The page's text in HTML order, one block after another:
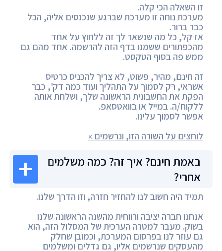
זו השאלה הכי קלה.
מערכת נוחה זו מערכת שברגע שנכנסים אליה, הכל
כבר ברור.
אז קל, כל מה שנשאר לך זה ללחוץ על אחד
מהכפתורים ששמנו בדף הזה להרשמה. אחד מהם גם
ממש פה בסוף הטקסט.
זה חינם, מהיר, פשוט, לא צריך להכניס כרטיס
אשראי, רק לסמוך על התהליך ועוד כמה דק', כבר
הפקת את החשבונית הראשונה שלך, ושלחת אותה
ללקוח/ה. במייל או בוואטסאפ.
אפשר לסמוך עלינו.
לוחצים על השורה הזו, ונרשמים »
באמת חינם? איך זה? כמה משלמים
אחרי?
תמיד היה חשוב לנו להחזיר חזרה, וזו הדרך שלנו.
אנחנו חברה יציבה ורווחית מהשנה הראשונה שלנו
בשוק. מעבר למטרה הערכית של המסלול הזה, הוא
גם עוזר לנו בפרסום המערכת, וכמובן שחלק
מהעסקים שנרשמים אליו, גם גדלים ומשלמים